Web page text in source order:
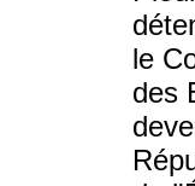
le
des